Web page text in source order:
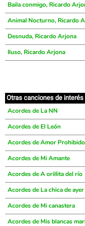
Baila conmigo, Ricardo
Animal Nocturno, Ricardo
Desnuda, Ricardo Arjona
Iluso, Ricardo Arjona
Otras canciones de interés
Acordes de La NN
Acordes de El León
Acordes de Amor Prohibido
Acordes de Mi Amante
Acordes de A orillita del río
Acordes de La chica de ayer
Acordes de Mi canastera
Acordes de Mis blancas